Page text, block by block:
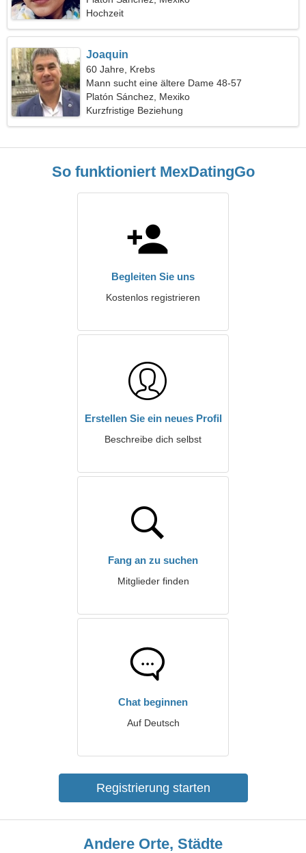
Hochzeit
Joaquin
60 Jahre, Krebs
Mann sucht eine ältere Dame 48-57
Platón Sánchez, Mexiko
Kurzfristige Beziehung
So funktioniert MexDatingGo
Begleiten Sie uns
Kostenlos registrieren
Erstellen Sie ein neues Profil
Beschreibe dich selbst
Fang an zu suchen
Mitglieder finden
Chat beginnen
Auf Deutsch
Registrierung starten
Andere Orte, Städte